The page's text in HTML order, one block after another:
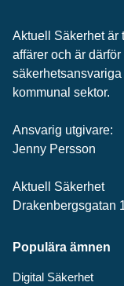
Aktuell Säkerhet är
affärer och är
kommunal sektor.
Ansvarig utgivare:
Jenny Persson
Aktuell Säkerhet
Drakenbergsgatan
Populära ämnen
Digital Säkerhet